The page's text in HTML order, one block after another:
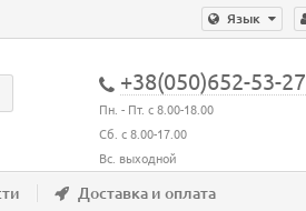
Язык
+38(050)652-53-27
Пн. - Пт. с 8.00-18.00
Сб. с 8.00-17.00
Вс. выходной
Доставка и оплата